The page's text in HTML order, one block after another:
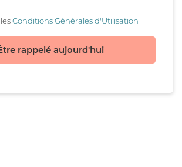
Conditions Générales d'Utilisation
rappelé aujourd'hui